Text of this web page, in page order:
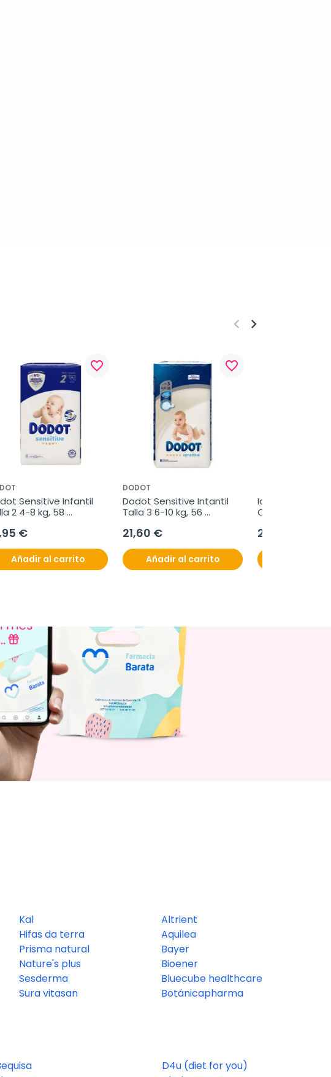
favorite_border
Sensitive Infantil
2 4-8 kg, 58
€
Añadir al carrito
favorite_border
DODOT
Dodot Sensitive Intantil
Talla 3 6-10 kg, 56
21,60 €
Añadir al carrito
Idroflog
Oftálmica, 10 ml
22,50 €
keyboard_arrow_left keyboard_arrow_right
Kal
Hifas da terra
Prisma natural
Nature's plus
Sesderma
Sura vitasan
Altrient
Aquilea
Bayer
Bioener
Bluecube healthcare
Botánicapharma
D4u (diet for you)